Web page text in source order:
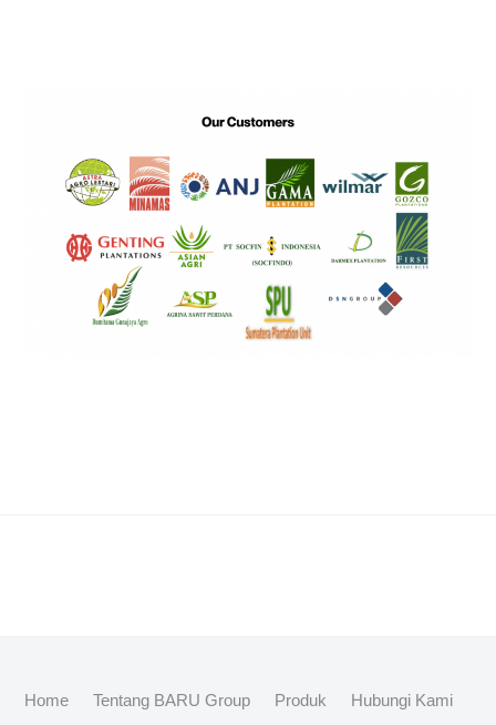
Home Tentang BARU Group Produk Hubungi Kami